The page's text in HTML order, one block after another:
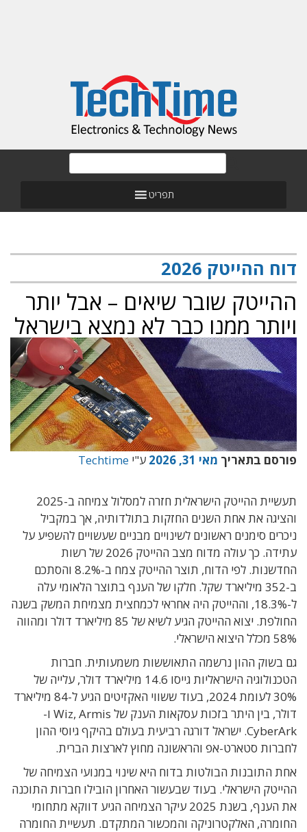
תפריט
דוח ההייטק 2026
ההייטק שובר שיאים – אבל יותר
ויותר ממנו כבר לא נמצא בישראל
פורסם בתאריך מאי 31, 2026 ע"י Techtime
תעשיית ההייטק הישראלית חזרה למסלול צמיחה ב-2025
והציגה את אחת השנים החזקות בתולדותיה, אך במקביל
ניכרים סימנים ראשונים לשינויים מבניים שעשויים להשפיע על
עתידה. כך עולה מדוח מצב ההייטק 2026 של רשות
החדשנות. לפי הדוח, תוצר ההייטק צמח ב-8.2% והסתכם
ב-352 מיליארד שקל. חלקו של הענף בתוצר הלאומי עלה
ל-18.3%, וההייטק היה אחראי לכמחצית מצמיחת המשק בשנה
החולפת. יצוא ההייטק הגיע לשיא של 85 מיליארד דולר ומהווה
58% מכלל היצוא הישראלי.
גם בשוק ההון נרשמה התאוששות משמעותית. חברות
הטכנולוגיה הישראליות גייסו 14.6 מיליארד דולר, עלייה של
30% לעומת 2024, בעוד ששווי האקזיטים הגיע ל-84 מיליארד
דולר, בין היתר בזכות עסקאות הענק של Wiz, Armis ו-
CyberArk. ישראל דורגה רביעית בעולם בהיקף גיוסי ההון
לחברות סטארט-אפ והראשונה מחוץ לארצות הברית.
אחת התובנות הבולטות בדוח היא שינוי במנועי הצמיחה של
ההייטק הישראלי. בעוד שבעשור האחרון הובילו חברות התוכנה
את הענף, בשנת 2025 עיקר הצמיחה הגיע דווקא מתחומי
החומרה, האלקטרוניקה והמכשור המתקדם. תעשיית החומרה